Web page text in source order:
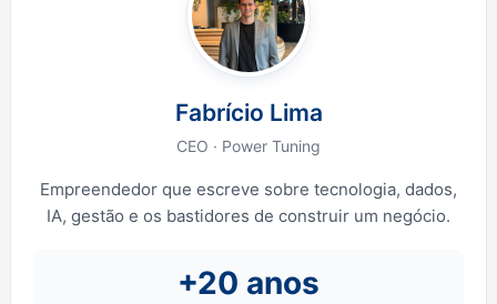
Fabrício Lima
CEO · Power Tuning
Empreendedor que escreve sobre tecnologia, dados,
IA, gestão e os bastidores de construir um negócio.
+20 anos